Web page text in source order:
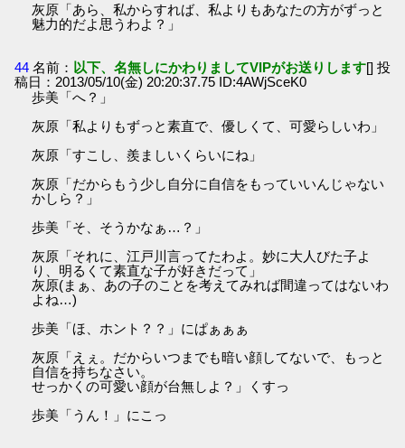
灰原「あら、私からすれば、私よりもあなたの方がずっと
魅力的だよ思うわよ？」
44 名前： 以下、名無しにかわりましてVIPがお送りします[] 投
稿日：2013/05/10(金) 20:20:37.75 ID:4AWjSceK0
歩美「へ？」
灰原「私よりもずっと素直で、優しくて、可愛らしいわ」
灰原「すこし、羨ましいくらいにね」
灰原「だからもう少し自分に自信をもっていいんじゃない
かしら？」
歩美「そ、そうかなぁ…？」
灰原「それに、江戸川言ってたわよ。妙に大人びた子よ
り、明るくて素直な子が好きだって」
灰原(まぁ、あの子のことを考えてみれば間違ってはないわ
よね…)
歩美「ほ、ホント？？」にぱぁぁぁ
灰原「えぇ。だからいつまでも暗い顔してないで、もっと
自信を持ちなさい。
せっかくの可愛い顔が台無しよ？」くすっ
歩美「うん！」にこっ